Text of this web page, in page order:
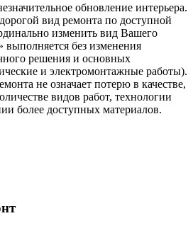
обновление интерьера.
вид ремонта по доступной
изменить вид Вашего
без изменения
решения и основных
и электромонтажные работы).
не означает потерю в качестве,
видов работ, технологии
более доступных материалов.